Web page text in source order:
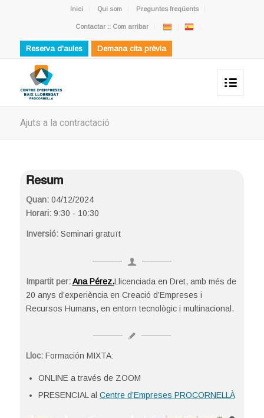
Inici Qui som Preguntes freqüents
Contactar :: Com arribar
Reserva d'aules Demana cita prèvia
Ajuts a la contractació
Resum
Quan:04/12/2024
Horari:9:30 - 10:30
Inversió: Seminari gratuït
Impartit per:Ana Pérez.Llicenciada en Dret, amb més de
20 anys d’experiència en Creació d’Empreses i
Recursos Humans, en entorn tecnològic i multinacional.
Lloc:Formación MIXTA:
ONLINE a través de ZOOM
PRESENCIAL al Centre d’Empreses PROCORNELLÀ